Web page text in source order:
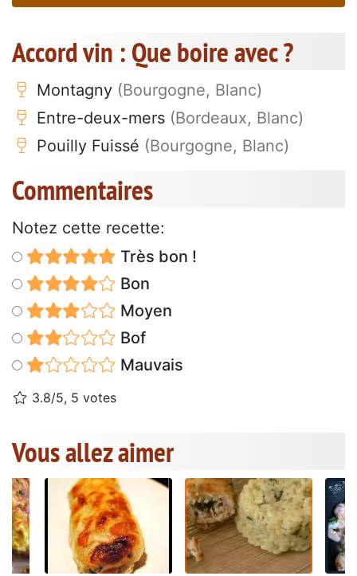
Accord vin : Que boire avec ?
Montagny (Bourgogne, Blanc)
Entre-deux-mers (Bordeaux, Blanc)
Pouilly Fuissé (Bourgogne, Blanc)
Commentaires
Notez cette recette:
Très bon !
Bon
Moyen
Bof
Mauvais
3.8/5, 5 votes
Vous allez aimer